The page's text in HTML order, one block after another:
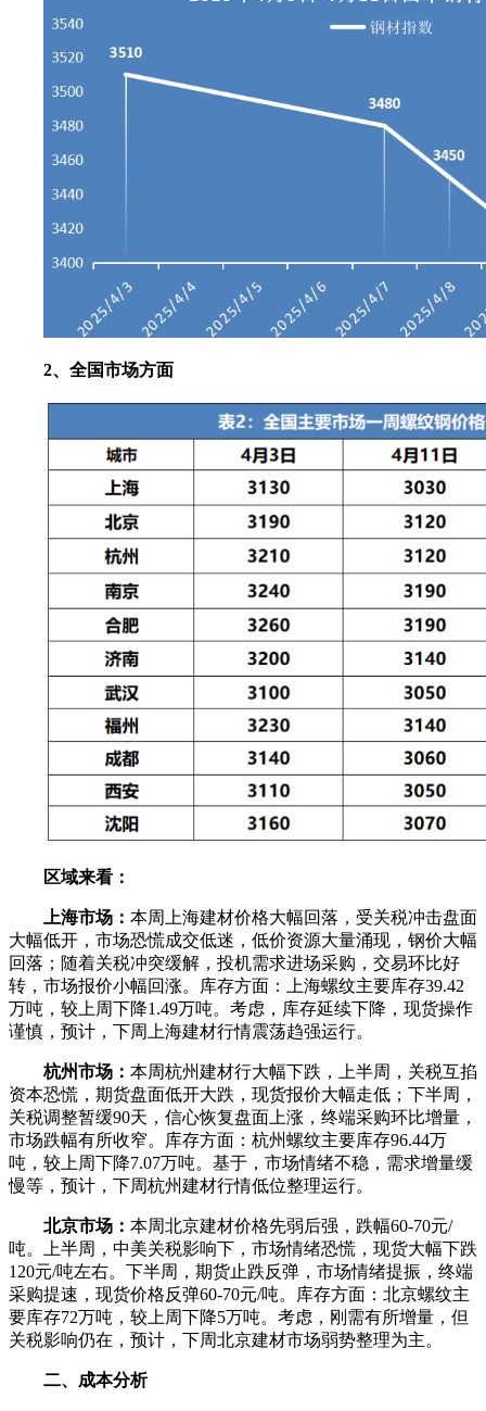
2、全国市场方面
区域来看：
上海市场： 本周上海建材价格大幅回落，受关税冲击盘面
大幅低开，市场恐慌成交低迷，低价资源大量涌现，钢价大幅
回落；随着关税冲突缓解，投机需求进场采购，交易环比好
转，市场报价小幅回涨。库存方面：上海螺纹主要库存39.42
万吨，较上周下降1.49万吨。考虑，库存延续下降，现货操作
谨慎，预计，下周上海建材行情震荡趋强运行。
杭州市场： 本周杭州建材行大幅下跌，上半周，关税互掐
资本恐慌，期货盘面低开大跌，现货报价大幅走低；下半周，
关税调整暂缓90天，信心恢复盘面上涨，终端采购环比增量，
市场跌幅有所收窄。库存方面：杭州螺纹主要库存96.44万
吨，较上周下降7.07万吨。基于，市场情绪不稳，需求增量缓
慢等，预计，下周杭州建材行情低位整理运行。
北京市场： 本周北京建材价格先弱后强，跌幅60-70元/
吨。上半周，中美关税影响下，市场情绪恐慌，现货大幅下跌
120元/吨左右。下半周，期货止跌反弹，市场情绪提振，终端
采购提速，现货价格反弹60-70元/吨。库存方面：北京螺纹主
要库存72万吨，较上周下降5万吨。考虑，刚需有所增量，但
关税影响仍在，预计，下周北京建材市场弱势整理为主。
二、成本分析